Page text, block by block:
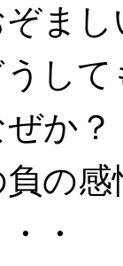
ま
し
ぜか
の
・